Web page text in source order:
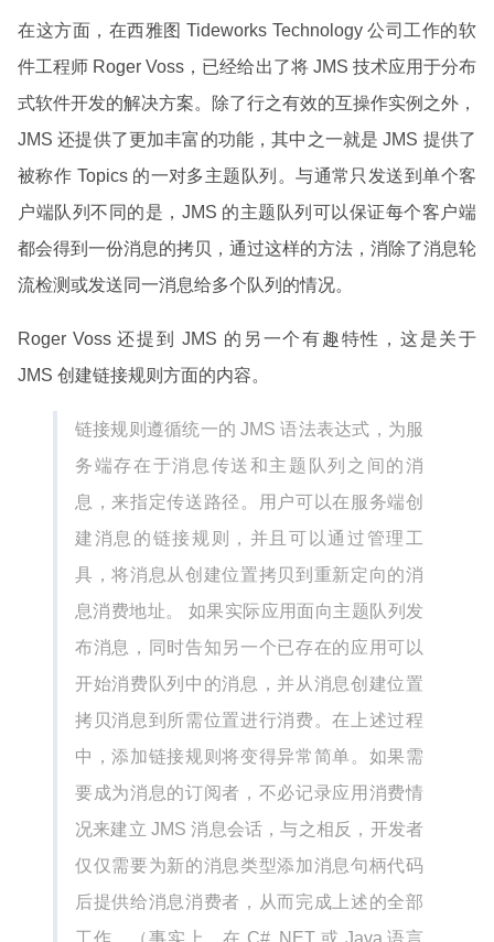
在这方面，在西雅图 Tideworks Technology 公司工作的软
件工程师 Roger Voss，已经给出了将 JMS 技术应用于分布
式软件开发的解决方案。除了行之有效的互操作实例之外，
JMS 还提供了更加丰富的功能，其中之一就是 JMS 提供了
被称作 Topics 的一对多主题队列。与通常只发送到单个客
户端队列不同的是，JMS 的主题队列可以保证每个客户端
都会得到一份消息的拷贝，通过这样的方法，消除了消息轮
流检测或发送同一消息给多个队列的情况。
Roger Voss 还提到 JMS 的另一个有趣特性，这是关于
JMS 创建链接规则方面的内容。
链接规则遵循统一的 JMS 语法表达式，为服
务端存在于消息传送和主题队列之间的消
息，来指定传送路径。用户可以在服务端创
建消息的链接规则，并且可以通过管理工
具，将消息从创建位置拷贝到重新定向的消
息消费地址。 如果实际应用面向主题队列发
布消息，同时告知另一个已存在的应用可以
开始消费队列中的消息，并从消息创建位置
拷贝消息到所需位置进行消费。在上述过程
中，添加链接规则将变得异常简单。如果需
要成为消息的订阅者，不必记录应用消费情
况来建立 JMS 消息会话，与之相反，开发者
仅仅需要为新的消息类型添加消息句柄代码
后提供给消息消费者，从而完成上述的全部
工作。（事实上，在 C# .NET 或 Java 语言